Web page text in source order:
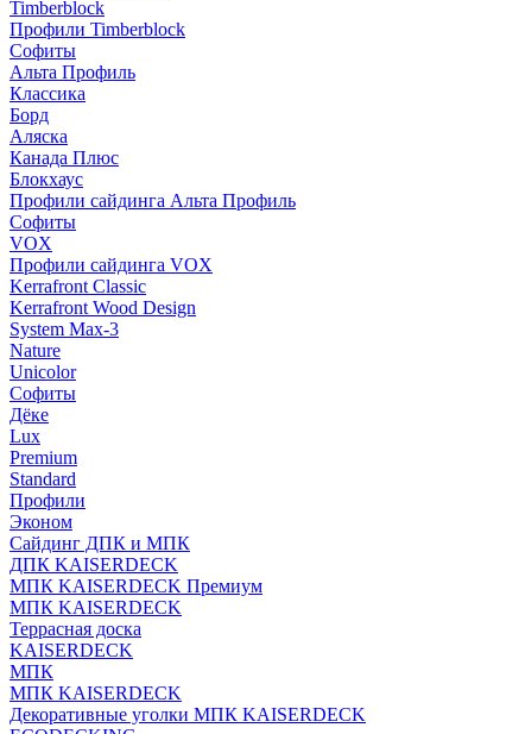
Timberblock
Профили Timberblock
Софиты
Альта Профиль
Классика
Борд
Аляска
Канада Плюс
Блокхаус
Профили сайдинга Альта Профиль
Софиты
VOX
Профили сайдинга VOX
Kerrafront Classic
Kerrafront Wood Design
System Max-3
Nature
Unicolor
Софиты
Дёке
Lux
Premium
Standard
Профили
Эконом
Сайдинг ДПК и МПК
ДПК KAISERDECK
МПК KAISERDECK Премиум
МПК KAISERDECK
Террасная доска
KAISERDECK
МПК
МПК KAISERDECK
Декоративные уголки МПК KAISERDECK